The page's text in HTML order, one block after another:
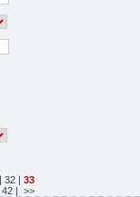
| 32 | 33
42 | >>